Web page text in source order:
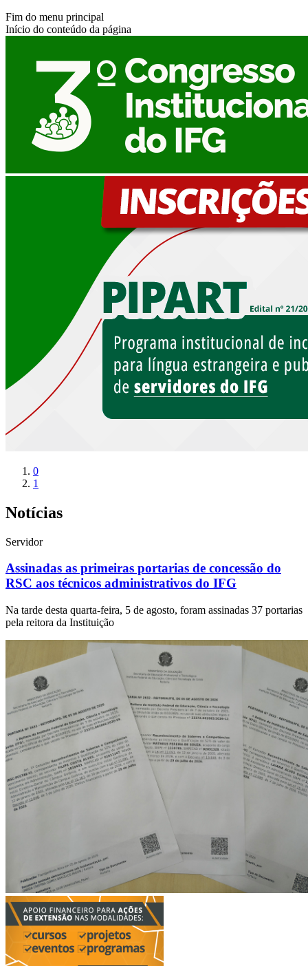
Fim do menu principal
Início do conteúdo da página
0
1
Notícias
Servidor
Assinadas as primeiras portarias de concessão do
RSC aos técnicos administrativos do IFG
Na tarde desta quarta-feira, 5 de agosto, foram assinadas 37 portarias
pela reitora da Instituição